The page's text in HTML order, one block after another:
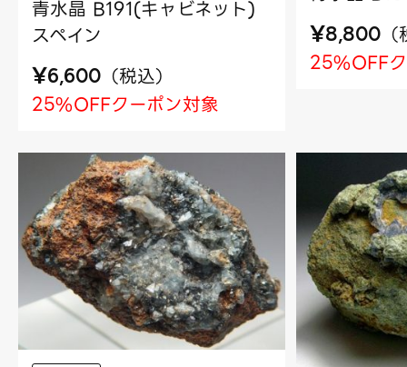
青水晶 B191(キャビネット)
スペイン
¥6,600 （税込）
25%OFFクーポン対象
¥8,800 （
25%OFF